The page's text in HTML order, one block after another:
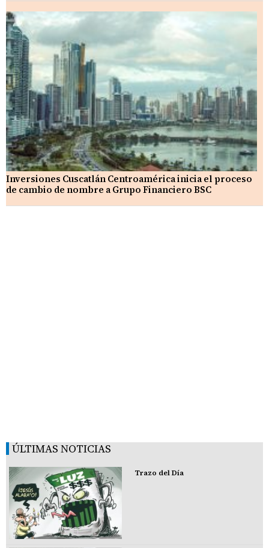
Inversiones Cuscatlán Centroamérica inicia el proceso
de cambio de nombre a Grupo Financiero BSC
ÚLTIMAS NOTICIAS
Trazo del Día